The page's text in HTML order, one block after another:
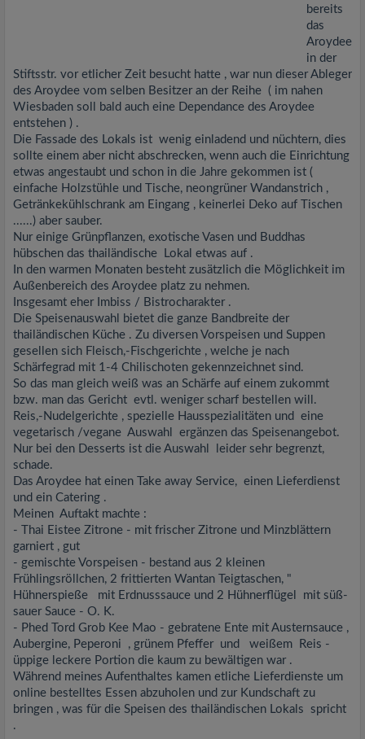
bereits
das
Aroydee
in der
Stiftsstr. vor etlicher Zeit besucht hatte , war nun dieser Ableger
des Aroydee vom selben Besitzer an der Reihe ( im nahen
Wiesbaden soll bald auch eine Dependance des Aroydee
entstehen ) .
Die Fassade des Lokals ist wenig einladend und nüchtern, dies
sollte einem aber nicht abschrecken, wenn auch die Einrichtung
etwas angestaubt und schon in die Jahre gekommen ist (
einfache Holzstühle und Tische, neongrüner Wandanstrich ,
Getränkekühlschrank am Eingang , keinerlei Deko auf Tischen
......) aber sauber.
Nur einige Grünpflanzen, exotische Vasen und Buddhas
hübschen das thailändische Lokal etwas auf .
In den warmen Monaten besteht zusätzlich die Möglichkeit im
Außenbereich des Aroydee platz zu nehmen.
Insgesamt eher Imbiss / Bistrocharakter .
Die Speisenauswahl bietet die ganze Bandbreite der
thailändischen Küche . Zu diversen Vorspeisen und Suppen
gesellen sich Fleisch,-Fischgerichte , welche je nach
Schärfegrad mit 1-4 Chilischoten gekennzeichnet sind.
So das man gleich weiß was an Schärfe auf einem zukommt
bzw. man das Gericht evtl. weniger scharf bestellen will.
Reis,-Nudelgerichte , spezielle Hausspezialitäten und eine
vegetarisch /vegane Auswahl ergänzen das Speisenangebot.
Nur bei den Desserts ist die Auswahl leider sehr begrenzt,
schade.
Das Aroydee hat einen Take away Service, einen Lieferdienst
und ein Catering .
Meinen Auftakt machte :
- Thai Eistee Zitrone - mit frischer Zitrone und Minzblättern
garniert , gut
- gemischte Vorspeisen - bestand aus 2 kleinen
Frühlingsröllchen, 2 frittierten Wantan Teigtaschen, "
Hühnerspieße mit Erdnusssauce und 2 Hühnerflügel mit süß-
sauer Sauce - O. K.
- Phed Tord Grob Kee Mao - gebratene Ente mit Austernsauce ,
Aubergine, Peperoni , grünem Pfeffer und weißem Reis -
üppige leckere Portion die kaum zu bewältigen war .
Während meines Aufenthaltes kamen etliche Lieferdienste um
online bestelltes Essen abzuholen und zur Kundschaft zu
bringen , was für die Speisen des thailändischen Lokals spricht
.